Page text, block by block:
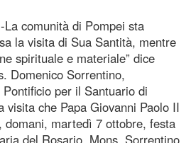
comunità di Pompei sta
la visita di Sua Santità, mentre
spirituale e materiale” dice
Domenico Sorrentino,
per il Santuario di
visita che Papa Giovanni Paolo II
domani, martedì 7 ottobre, festa
del Rosario. Mons. Sorrentino